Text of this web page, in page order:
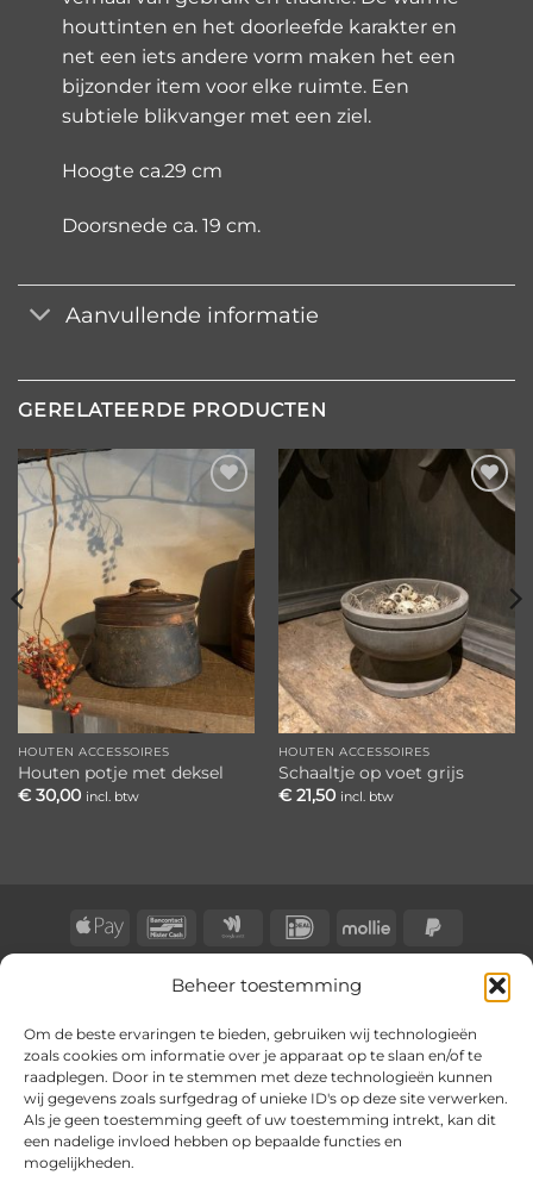
Beheer toestemming
Om de beste ervaringen te bieden, gebruiken wij technologieën
zoals cookies om informatie over je apparaat op te slaan en/of te
raadplegen. Door in te stemmen met deze technologieën kunnen
wij gegevens zoals surfgedrag of unieke ID's op deze site verwerken.
Als je geen toestemming geeft of uw toestemming intrekt, kan dit
een nadelige invloed hebben op bepaalde functies en
mogelijkheden.
houttinten en het doorleefde karakter en
net een iets andere vorm maken het een
bijzonder item voor elke ruimte. Een
subtiele blikvanger met een ziel.
Hoogte ca.29 cm
Doorsnede ca. 19 cm.
Aanvullende informatie
GERELATEERDE PRODUCTEN
Toevoegen
verlanglijst
HOUTEN ACCESSOIRES
Houten potje met deksel
€30,00 incl. btw
Toevoegen
verlanglijst
HOUTEN ACCESSOIRES
Schaaltje op voet grijs
€21,50 incl. btw
Apple
Pay
BancontactGoogle
Wallet
IDeal Mollie
2
CONTACT KLACHTENREGELING